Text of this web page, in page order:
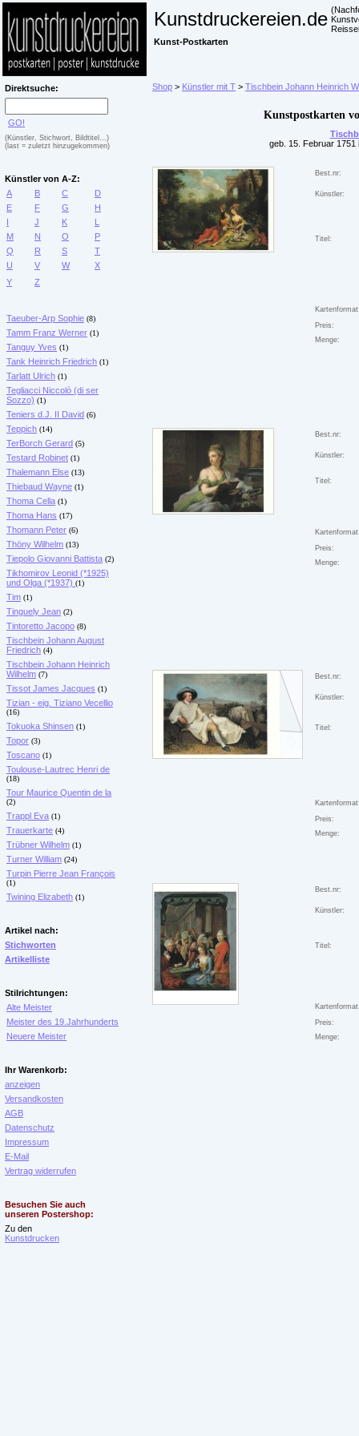
Kunstdruckereien.de
Kunst-Postkarten
Direktsuche:
GO!
(Künstler, Stichwort, Bildtitel...)
(last = zuletzt hinzugekommen)
Künstler von A-Z:
A
B C
D
E
F G
H
I
J K
L
M
N O
P
Q
R S
T
U
V W
X
Y
Z
Taeuber-Arp Sophie (8)
Tamm Franz Werner (1)
Tanguy Yves (1)
Tank Heinrich Friedrich (1)
Tarlatt Ulrich (1)
Tegliacci Niccolò (di ser
Sozzo) (1)
Teniers d.J. II David (6)
Teppich (14)
TerBorch Gerard (5)
Testard Robinet (1)
Thalemann Else (13)
Thiebaud Wayne (1)
Thoma Cella (1)
Thoma Hans (17)
Thomann Peter (6)
Thöny Wilhelm (13)
Tiepolo Giovanni Battista (2)
Tikhomirov Leonid (*1925)
und Olga (*1937) (1)
Tim (1)
Tinguely Jean (2)
Tintoretto Jacopo (8)
Tischbein Johann August
Friedrich (4)
Tischbein Johann Heinrich
Wilhelm (7)
Tissot James Jacques (1)
Tizian - eig. Tiziano Vecellio
(16)
Tokuoka Shinsen (1)
Topor (3)
Toscano (1)
Toulouse-Lautrec Henri de
(18)
Tour Maurice Quentin de la
(2)
Trappl Eva (1)
Trauerkarte (4)
Trübner Wilhelm (1)
Turner William (24)
Turpin Pierre Jean François
(1)
Twining Elizabeth (1)
Artikel nach:
Stichworten
Artikelliste
Stilrichtungen:
Alte Meister
Meister des 19.Jahrhunderts
Neuere Meister
Ihr Warenkorb:
anzeigen
Versandkosten
AGB
Datenschutz
Impressum
E-Mail
Vertrag widerrufen
Besuchen Sie auch
unseren Postershop:
Zu den
Kunstdrucken
Shop > Künstler mit T > Tischbein Johann Heinrich
Kunstpostkarten
geb. 15. Februar
Best.nr:
Künstler:
Titel:
Preis:
Menge:
Best.nr:
Künstler:
Titel:
Preis:
Menge:
Best.nr:
Künstler:
Titel:
Preis:
Menge:
Best.nr:
Künstler:
Titel:
Preis:
Menge: